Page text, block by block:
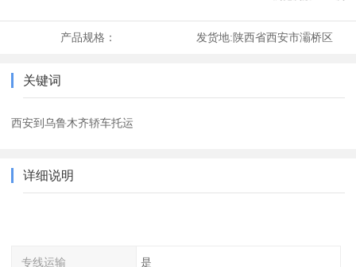
产品规格： 发货地:陕西省西安市灞桥区
关键词
西安到乌鲁木齐轿车托运
详细说明
专线运输 是